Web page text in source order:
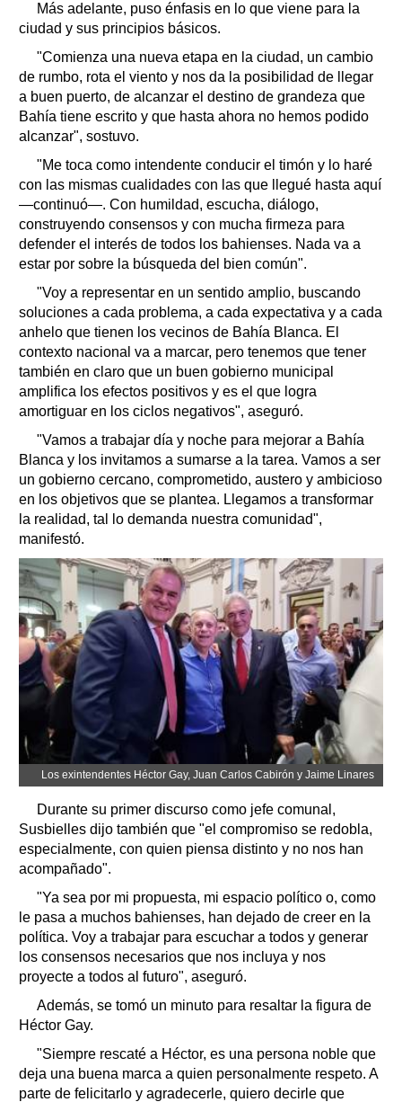
Más adelante, puso énfasis en lo que viene para la
ciudad y sus principios básicos.
"Comienza una nueva etapa en la ciudad, un cambio
de rumbo, rota el viento y nos da la posibilidad de llegar
a buen puerto, de alcanzar el destino de grandeza que
Bahía tiene escrito y que hasta ahora no hemos podido
alcanzar", sostuvo.
"Me toca como intendente conducir el timón y lo haré
con las mismas cualidades con las que llegué hasta aquí
—continuó—. Con humildad, escucha, diálogo,
construyendo consensos y con mucha firmeza para
defender el interés de todos los bahienses. Nada va a
estar por sobre la búsqueda del bien común".
"Voy a representar en un sentido amplio, buscando
soluciones a cada problema, a cada expectativa y a cada
anhelo que tienen los vecinos de Bahía Blanca. El
contexto nacional va a marcar, pero tenemos que tener
también en claro que un buen gobierno municipal
amplifica los efectos positivos y es el que logra
amortiguar en los ciclos negativos", aseguró.
"Vamos a trabajar día y noche para mejorar a Bahía
Blanca y los invitamos a sumarse a la tarea. Vamos a ser
un gobierno cercano, comprometido, austero y ambicioso
en los objetivos que se plantea. Llegamos a transformar
la realidad, tal lo demanda nuestra comunidad",
manifestó.
Los exintendentes Héctor Gay, Juan Carlos Cabirón y Jaime Linares
Durante su primer discurso como jefe comunal,
Susbielles dijo también que "el compromiso se redobla,
especialmente, con quien piensa distinto y no nos han
acompañado".
"Ya sea por mi propuesta, mi espacio político o, como
le pasa a muchos bahienses, han dejado de creer en la
política. Voy a trabajar para escuchar a todos y generar
los consensos necesarios que nos incluya y nos
proyecte a todos al futuro", aseguró.
Además, se tomó un minuto para resaltar la figura de
Héctor Gay.
"Siempre rescaté a Héctor, es una persona noble que
deja una buena marca a quien personalmente respeto. A
parte de felicitarlo y agradecerle, quiero decirle que